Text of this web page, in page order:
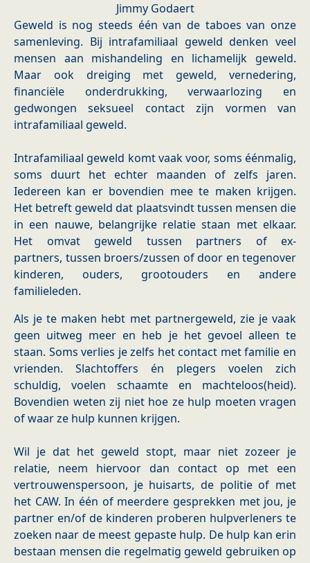
Jimmy Godaert
Geweld is nog steeds één van de taboes van onze
samenleving. Bij intrafamiliaal geweld denken veel
mensen aan mishandeling en lichamelijk geweld.
Maar ook dreiging met geweld, vernedering,
financiële onderdrukking, verwaarlozing en
gedwongen seksueel contact zijn vormen van
intrafamiliaal geweld.
Intrafamiliaal geweld komt vaak voor, soms éénmalig,
soms duurt het echter maanden of zelfs jaren.
Iedereen kan er bovendien mee te maken krijgen.
Het betreft geweld dat plaatsvindt tussen mensen die
in een nauwe, belangrijke relatie staan met elkaar.
Het omvat geweld tussen partners of ex-
partners, tussen broers/zussen of door en tegenover
kinderen, ouders, grootouders en andere
familieleden.
Als je te maken hebt met partnergeweld, zie je vaak
geen uitweg meer en heb je het gevoel alleen te
staan. Soms verlies je zelfs het contact met familie en
vrienden. Slachtoffers én plegers voelen zich
schuldig, voelen schaamte en machteloos(heid).
Bovendien weten zij niet hoe ze hulp moeten vragen
of waar ze hulp kunnen krijgen.
Wil je dat het geweld stopt, maar niet zozeer je
relatie, neem hiervoor dan contact op met een
vertrouwenspersoon, je huisarts, de politie of met
het CAW. In één of meerdere gesprekken met jou, je
partner en/of de kinderen proberen hulpverleners te
zoeken naar de meest gepaste hulp. De hulp kan erin
bestaan mensen die regelmatig geweld gebruiken op